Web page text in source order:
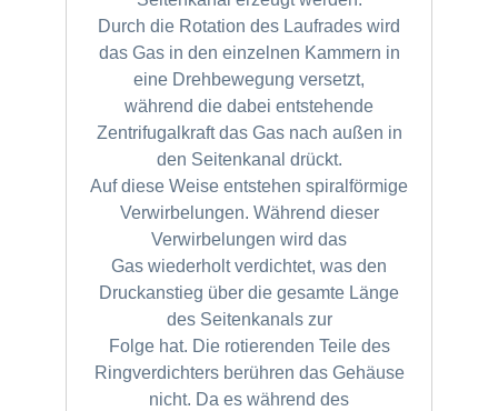
Durch die Rotation des Laufrades wird
das Gas in den einzelnen Kammern in
eine Drehbewegung versetzt,
während die dabei entstehende
Zentrifugalkraft das Gas nach außen in
den Seitenkanal drückt.
Auf diese Weise entstehen spiralförmige
Verwirbelungen. Während dieser
Verwirbelungen wird das
Gas wiederholt verdichtet, was den
Druckanstieg über die gesamte Länge
des Seitenkanals zur
Folge hat. Die rotierenden Teile des
Ringverdichters berühren das Gehäuse
nicht. Da es während des